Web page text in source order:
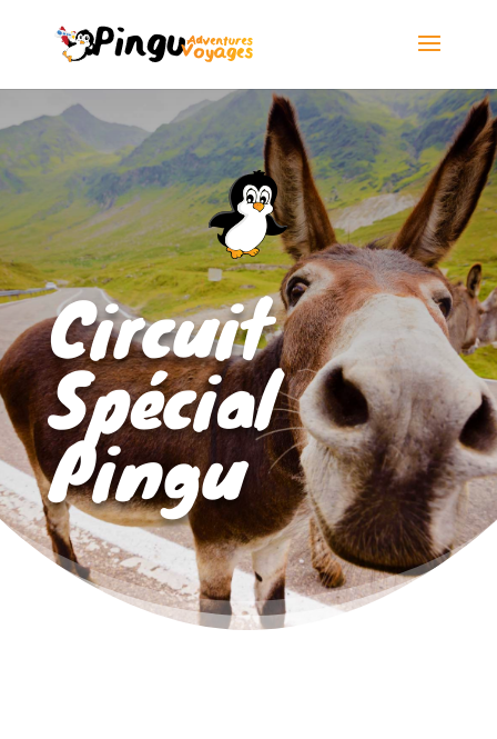
Circuit
Spécial
Pingu